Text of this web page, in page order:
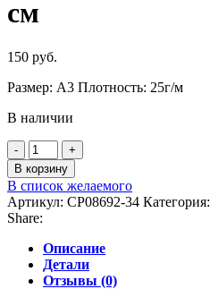
см
150 руб.
Размер: А3 Плотность: 25г/м
В наличии
Количество
товара
Бумага
рисовая
для
декупажа
"Любимой
мамочке"
28х38
В корзину
В список желаемого
Артикул: CP08692-34 Категория:
Share:
Описание
Детали
Отзывы (0)